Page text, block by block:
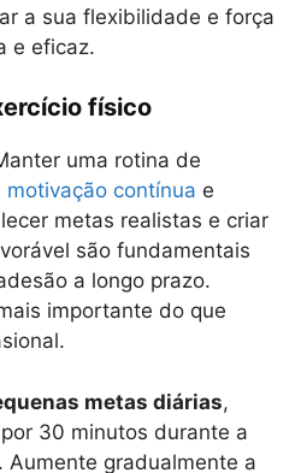
a sua flexibilidade e força
e eficaz.
físico
uma rotina de
motivação contínua e
metas realistas e criar
são fundamentais
a longo prazo.
importante do que
metas diárias,
30 minutos durante a
Aumente gradualmente a